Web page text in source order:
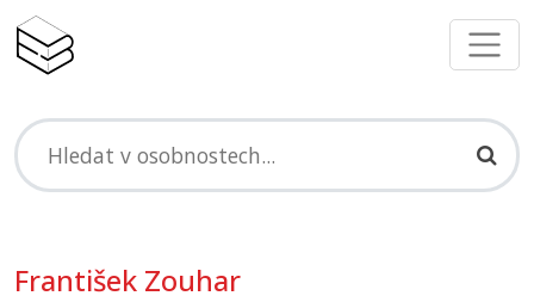
František Zouhar